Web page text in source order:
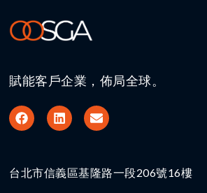
賦能客戶企業，佈局全球。
台北市信義區基隆路一段206號16樓​